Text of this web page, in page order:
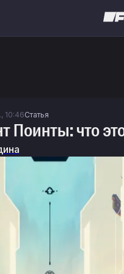
10:46Статья
Поинты: что